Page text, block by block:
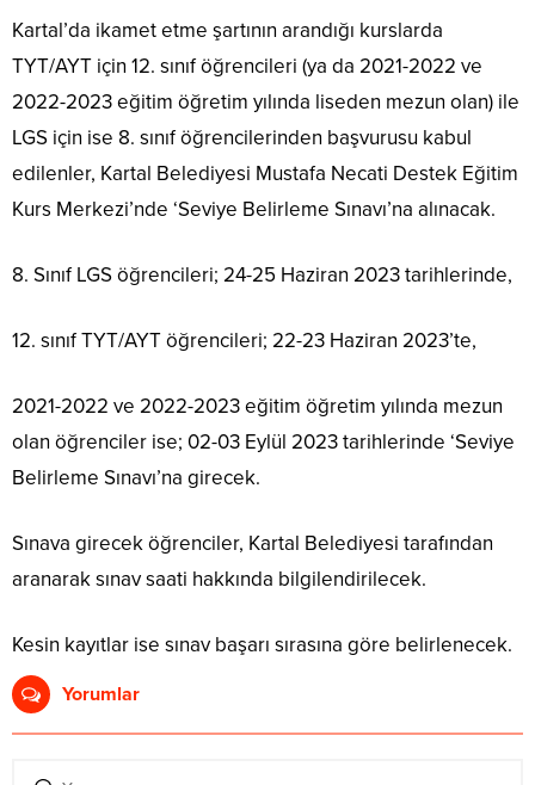
Kartal’da ikamet etme şartının arandığı kurslarda
TYT/AYT için 12. sınıf öğrencileri (ya da 2021-2022 ve
2022-2023 eğitim öğretim yılında liseden mezun olan) ile
LGS için ise 8. sınıf öğrencilerinden başvurusu kabul
edilenler, Kartal Belediyesi Mustafa Necati Destek Eğitim
Kurs Merkezi’nde ‘Seviye Belirleme Sınavı’na alınacak.
8. Sınıf LGS öğrencileri; 24-25 Haziran 2023 tarihlerinde,
12. sınıf TYT/AYT öğrencileri; 22-23 Haziran 2023’te,
2021-2022 ve 2022-2023 eğitim öğretim yılında mezun
olan öğrenciler ise; 02-03 Eylül 2023 tarihlerinde ‘Seviye
Belirleme Sınavı’na girecek.
Sınava girecek öğrenciler, Kartal Belediyesi tarafından
aranarak sınav saati hakkında bilgilendirilecek.
Kesin kayıtlar ise sınav başarı sırasına göre belirlenecek.
Yorumlar